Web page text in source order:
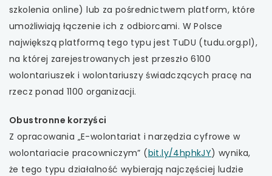
szkolenia online) lub za pośrednictwem platform, które
umożliwiają łączenie ich z odbiorcami. W Polsce
największą platformą tego typu jest TuDU (tudu.org.pl),
na której zarejestrowanych jest przeszło 6100
wolontariuszek i wolontariuszy świadczących pracę na
rzecz ponad 1100 organizacji.
Obustronne korzyści
Z opracowania „E-wolontariat i narzędzia cyfrowe w
wolontariacie pracowniczym” (bit.ly/4hphkJY) wynika,
że tego typu działalność wybierają najczęściej ludzie